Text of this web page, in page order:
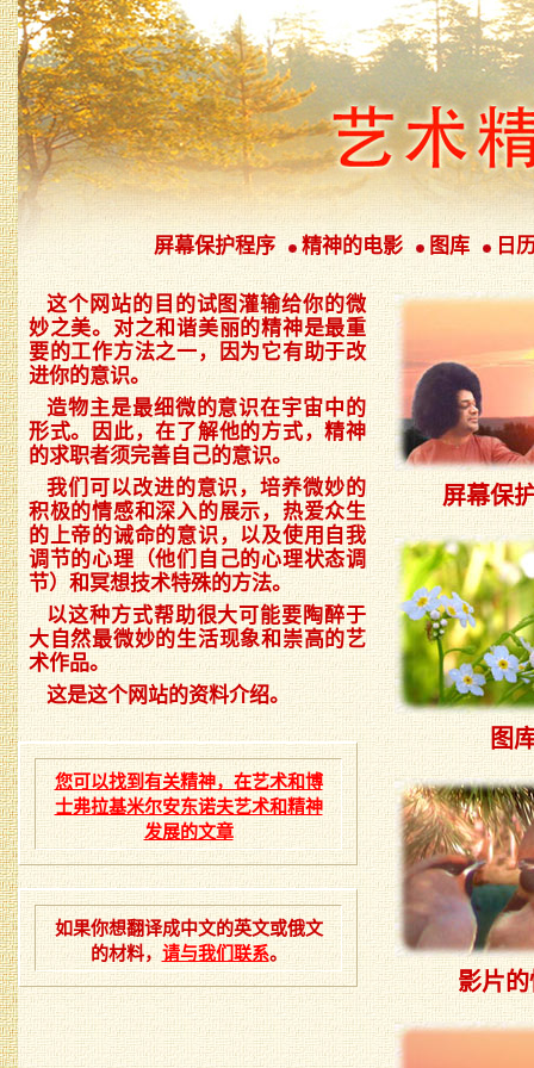
屏幕保护程序 精神的电影 图库 日
这个网站的目的试图灌输给你的微
妙之美。对之和谐美丽的精神是最重
要的工作方法之一，因为它有助于改
进你的意识。
造物主是最细微的意识在宇宙中的
形式。因此，在了解他的方式，精神
的求职者须完善自己的意识。
我们可以改进的意识，培养微妙的
积极的情感和深入的展示，热爱众生
的上帝的诫命的意识，以及使用自我
调节的心理（他们自己的心理状态调
节）和冥想技术特殊的方法。
以这种方式帮助很大可能要陶醉于
大自然最微妙的生活现象和崇高的艺
术作品。
这是这个网站的资料介绍。
您可以找到有关精神，在艺术和博
士弗拉基米尔安东诺夫艺术和精神
发展的文章
如果你想翻译成中文的英文或俄文
的材料， 请与我们联系。
屏幕保
图
影片